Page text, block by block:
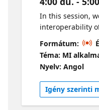
In this session,
interoperability
Fabric with
vector database
about vector
SQL database in
to leverage the
sessions will be
If you are
Formátum:
Téma: MI
Nyelv: Angol
Igény szerinti